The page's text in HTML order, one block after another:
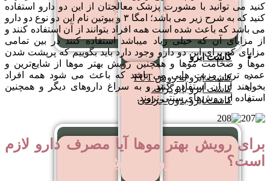
کاشت مو به روش نئوگرافت
کاشت ابرو
کاشت ابرو به روش FUT
کاشت ابرو بایوگرافت
کاشت ابرو بدون جراحی
کاشت ابرو به روش FUT
روش
RHT
کاشت
مو
روش
SUT
کنید می توانید با مشورت پزشک معالجتان از این دو دارو استفاده
کنید که به شرح زیر می باشد؛ امگا ۳ و بیوتین نام این دو نوع دو دارو
می باشد که باعث شده است همه افراد بتوانند از آن استفاده کنند و
از مزایای آن که خیلی زیاد میباشد استفاده کنند در بین تمامی
مزایای که برای این دو دارو وجود دارد باید بگوییم که پرپشت شدن
موها و ضخامت موها و همچنین رویش بهتر موها از شایع‌ترین و
عمده ترین مزیت هایی می باشد که باعث می شود همه افراد
بخواهند از آن استفاده کنند و به سراغ داروهای دیگر و همچنین
استفاده از روش‌های سنتی نروند.
برای رویش بهتر موها آیا مصرف دارو لازم
است؟